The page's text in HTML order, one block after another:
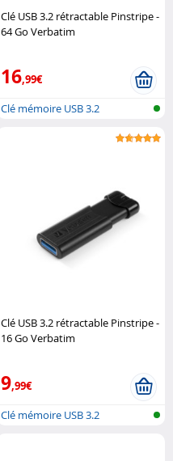
Clé USB 3.2 rétractable Pinstripe -
64 Go Verbatim
16,99€
Clé mémoire USB 3.2
Clé USB 3.2 rétractable Pinstripe -
16 Go Verbatim
9,99€
Clé mémoire USB 3.2